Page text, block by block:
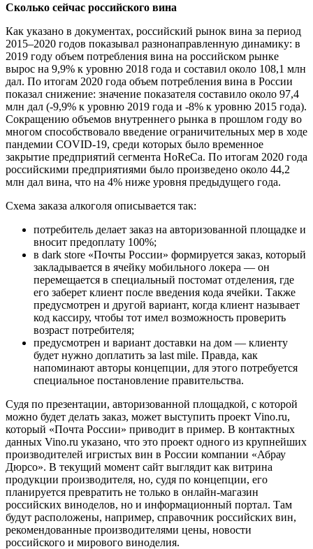
Сколько сейчас российского вина
Как указано в документах, российский рынок вина за период
2015–2020 годов показывал разнонаправленную динамику: в
2019 году объем потребления вина на российском рынке
вырос на 9,9% к уровню 2018 года и составил около 108,1 млн
дал. По итогам 2020 года объем потребления вина в России
показал снижение: значение показателя составило около 97,4
млн дал (-9,9% к уровню 2019 года и -8% к уровню 2015 года).
Сокращению объемов внутреннего рынка в прошлом году во
многом способствовало введение ограничительных мер в ходе
пандемии COVID-19, среди которых было временное
закрытие предприятий сегмента HoReCa. По итогам 2020 года
российскими предприятиями было произведено около 44,2
млн дал вина, что на 4% ниже уровня предыдущего года.
Схема заказа алкоголя описывается так:
потребитель делает заказ на авторизованной площадке и
вносит предоплату 100%;
в dark store «Почты России» формируется заказ, который
закладывается в ячейку мобильного локера — он
перемещается в специальный постомат отделения, где
его заберет клиент после введения кода ячейки. Также
предусмотрен и другой вариант, когда клиент называет
код кассиру, чтобы тот имел возможность проверить
возраст потребителя;
предусмотрен и вариант доставки на дом — клиенту
будет нужно доплатить за last mile. Правда, как
напоминают авторы концепции, для этого потребуется
специальное постановление правительства.
Судя по презентации, авторизованной площадкой, с которой
можно будет делать заказ, может выступить проект Vino.ru,
который «Почта России» приводит в пример. В контактных
данных Vino.ru указано, что это проект одного из крупнейших
производителей игристых вин в России компании «Абрау
Дюрсо». В текущий момент сайт выглядит как витрина
продукции производителя, но, судя по концепции, его
планируется превратить не только в онлайн-магазин
российских виноделов, но и информационный портал. Там
будут расположены, например, справочник российских вин,
рекомендованные производителями цены, новости
российского и мирового виноделия.